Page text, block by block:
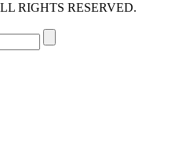
RIGHTS RESERVED.